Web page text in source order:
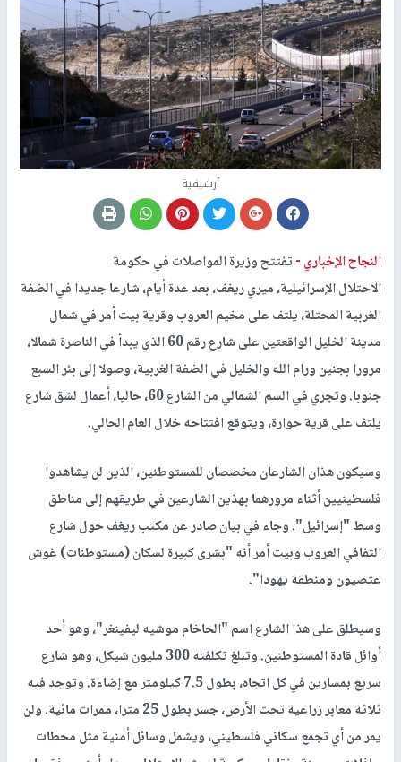
أرشيفية
النجاح الإخباري -تفتتح وزيرة المواصلات في حكومة
الاحتلال الإسرائيلية، ميري ريغف، بعد عدة أيام، شارعا جديدا في الضفة
الغربية المحتلة، يلتف على مخيم العروب وقرية بيت أمر في شمال
مدينة الخليل الواقعتين على شارع رقم 60 الذي يبدأ في الناصرة شمالا،
مرورا بجنين ورام الله والخليل في الضفة الغربية، وصولا إلى بئر السبع
جنوبا. وتجري في السم الشمالي من الشارع 60، حاليا، أعمال لشق شارع
يلتف على قرية حوارة، ويتوقع افتتاحه خلال العام الحالي.
وسيكون هذان الشارعان مخصصان للمستوطنين، الذين لن يشاهدوا
فلسطينيين أثناء مرورهما بهذين الشارعين في طريقهم إلى مناطق
وسط "إسرائيل". وجاء في بيان صادر عن مكتب ريغف حول شارع
التفافي العروب وبيت أمر أنه "بشرى كبيرة لسكان (مستوطنات) غوش
عتصيون ومنطقة يهودا".
وسيطلق على هذا الشارع اسم "الحاخام موشيه ليفينغر"، وهو أحد
أوائل قادة المستوطنين. وتبلغ تكلفته 300 مليون شيكل، وهو شارع
سريع بمسارين في كل اتجاه، بطول 7.5 كيلومتر مع إضاءة. وتوجد فيه
ثلاثة معابر زراعية تحت الأرض، جسر بطول 25 مترا، ممرات مائية. ولن
يمر من أي تجمع سكاني فلسطيني، ويشمل وسائل أمنية مثل محطات